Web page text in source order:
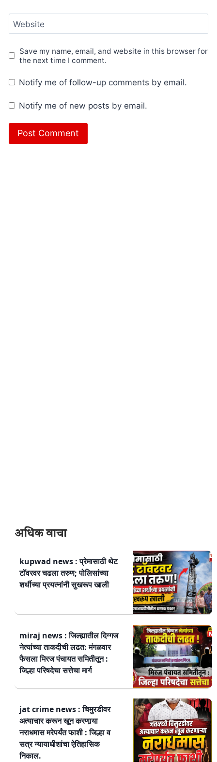
Website
Save my name, email, and website in this browser for
the next time I comment.
Notify me of follow-up comments by email.
Notify me of new posts by email.
अधिक वाचा
kupwad news : प्रेमासाठी थेट
टॉवरवर चढला तरुण; पोलिसांच्या
शर्थीच्या प्रयत्नांनी सुखरूप खाली
miraj news : जिल्ह्यातील दिग्गज
नेत्यांच्या ताकदीची लढत: मंगळवार
फैसला मिरज पंचायत समितीतून :
जिल्हा परिषदेचा सत्तेचा मार्ग
jat crime news : चिमुरडीवर
अत्याचार करून खून करणार्‍या
नराधमास मरेपर्यंत फाशी : जिल्हा व
सत्र न्यायाधीशांचा ऐतिहासिक
निकाल.